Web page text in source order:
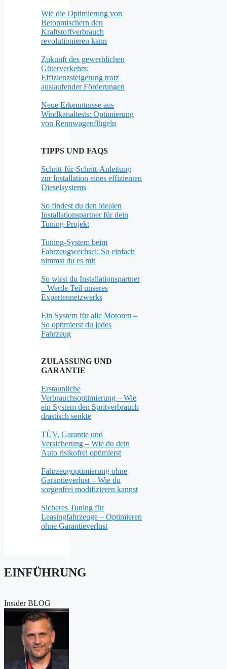
Wie die Optimierung von
Betonmischern den
Kraftstoffverbrauch
revolutionieren kann
Zukunft des gewerblichen
Güterverkehrs:
Effizienzsteigerung trotz
auslaufender Förderungen
Neue Erkenntnisse aus
Windkanaltests: Optimierung
von Rennwagenflügeln
TIPPS UND FAQS
Schritt-für-Schritt-Anleitung
zur Installation eines effizienten
Dieselsystems
So findest du den idealen
Installationspartner für dein
Tuning-Projekt
Tuning-System beim
Fahrzeugwechsel: So einfach
nimmst du es mit
So wirst du Installationspartner
– Werde Teil unseres
Expertennetzwerks
Ein System für alle Motoren –
So optimierst du jedes
Fahrzeug
ZULASSUNG UND
GARANTIE
Erstaunliche
Verbrauchsoptimierung – Wie
ein System den Spritverbrauch
drastisch senkte
TÜV, Garantie und
Versicherung – Wie du dein
Auto risikofrei optimierst
Fahrzeugoptimierung ohne
Garantieverlust – Wie du
sorgenfrei modifizieren kannst
Sicheres Tuning für
Leasingfahrzeuge – Optimieren
ohne Garantieverlust
EINFÜHRUNG
Insider BLOG